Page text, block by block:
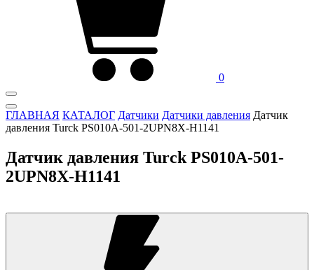
0
ГЛАВНАЯ КАТАЛОГ Датчики Датчики давления Датчик
давления Turck PS010A-501-2UPN8X-H1141
Датчик давления Turck PS010A-501-
2UPN8X-H1141